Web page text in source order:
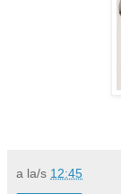
a la/s 12:45